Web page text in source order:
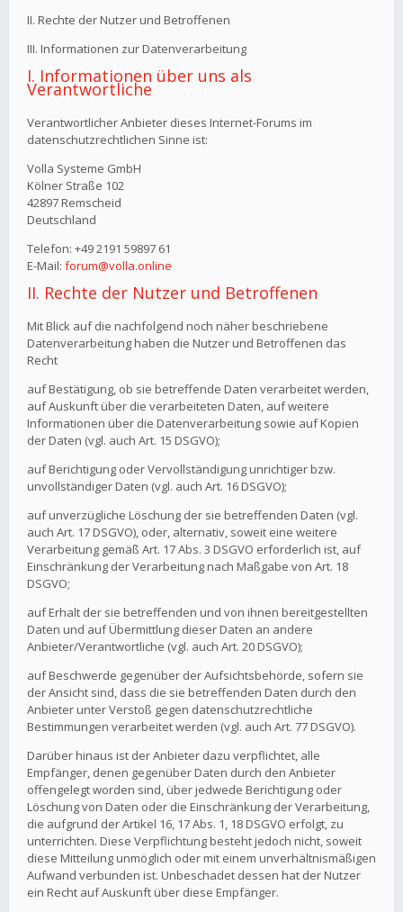
II. Rechte der Nutzer und Betroffenen
III. Informationen zur Datenverarbeitung
I. Informationen über uns als
Verantwortliche
Verantwortlicher Anbieter dieses Internet-Forums im
datenschutzrechtlichen Sinne ist:
Volla Systeme GmbH
Kölner Straße 102
42897 Remscheid
Deutschland
Telefon: +49 2191 59897 61
E-Mail: forum@volla.online
II. Rechte der Nutzer und Betroffenen
Mit Blick auf die nachfolgend noch näher beschriebene
Datenverarbeitung haben die Nutzer und Betroffenen das
Recht
auf Bestätigung, ob sie betreffende Daten verarbeitet werden,
auf Auskunft über die verarbeiteten Daten, auf weitere
Informationen über die Datenverarbeitung sowie auf Kopien
der Daten (vgl. auch Art. 15 DSGVO);
auf Berichtigung oder Vervollständigung unrichtiger bzw.
unvollständiger Daten (vgl. auch Art. 16 DSGVO);
auf unverzügliche Löschung der sie betreffenden Daten (vgl.
auch Art. 17 DSGVO), oder, alternativ, soweit eine weitere
Verarbeitung gemäß Art. 17 Abs. 3 DSGVO erforderlich ist, auf
Einschränkung der Verarbeitung nach Maßgabe von Art. 18
DSGVO;
auf Erhalt der sie betreffenden und von ihnen bereitgestellten
Daten und auf Übermittlung dieser Daten an andere
Anbieter/Verantwortliche (vgl. auch Art. 20 DSGVO);
auf Beschwerde gegenüber der Aufsichtsbehörde, sofern sie
der Ansicht sind, dass die sie betreffenden Daten durch den
Anbieter unter Verstoß gegen datenschutzrechtliche
Bestimmungen verarbeitet werden (vgl. auch Art. 77 DSGVO).
Darüber hinaus ist der Anbieter dazu verpflichtet, alle
Empfänger, denen gegenüber Daten durch den Anbieter
offengelegt worden sind, über jedwede Berichtigung oder
Löschung von Daten oder die Einschränkung der Verarbeitung,
die aufgrund der Artikel 16, 17 Abs. 1, 18 DSGVO erfolgt, zu
unterrichten. Diese Verpflichtung besteht jedoch nicht, soweit
diese Mitteilung unmöglich oder mit einem unverhältnismäßigen
Aufwand verbunden ist. Unbeschadet dessen hat der Nutzer
ein Recht auf Auskunft über diese Empfänger.